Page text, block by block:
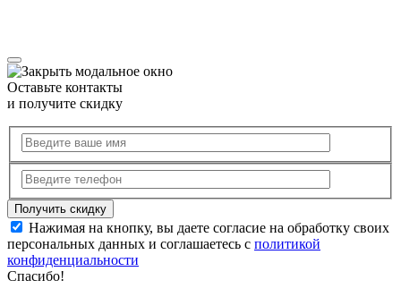
Оставьте контакты
и получите скидку
Нажимая на кнопку, вы даете согласие на обработку своих
персональных данных и соглашаетесь с политикой
конфиденциальности
Спасибо!